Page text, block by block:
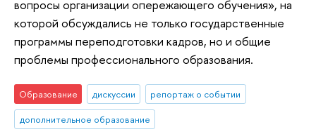
вопросы организации опережающего обучения», на
которой обсуждались не только государственные
программы переподготовки кадров, но и общие
проблемы профессионального образования.
Образование дискуссии
репортаж о событии
дополнительное образование